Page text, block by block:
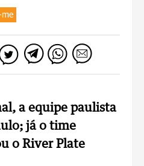
me
a equipe paulista
já o time
o River Plate